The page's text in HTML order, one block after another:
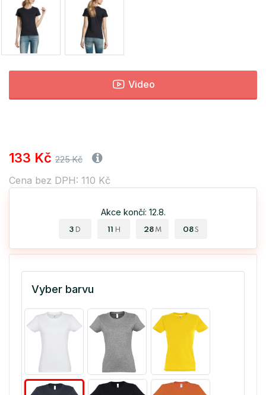
Video
133 Kč 225 Kč
Cena bez DPH: 110 Kč
Akce končí: 12.8.
3 D 11 H 28 M 07 S
Vyber barvu